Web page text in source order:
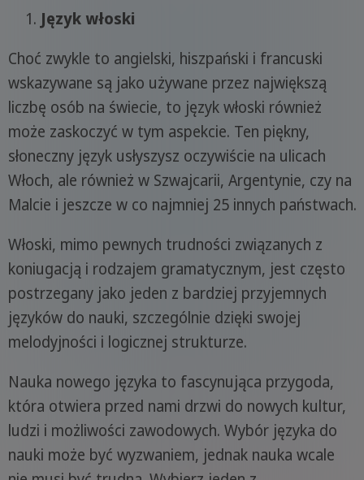
Język włoski
Choć zwykle to angielski, hiszpański i francuski
wskazywane są jako używane przez największą
liczbę osób na świecie, to język włoski również
może zaskoczyć w tym aspekcie. Ten piękny,
słoneczny język usłyszysz oczywiście na ulicach
Włoch, ale również w Szwajcarii, Argentynie, czy na
Malcie i jeszcze w co najmniej 25 innych państwach.
Włoski, mimo pewnych trudności związanych z
koniugacją i rodzajem gramatycznym, jest często
postrzegany jako jeden z bardziej przyjemnych
języków do nauki, szczególnie dzięki swojej
melodyjności i logicznej strukturze.
Nauka nowego języka to fascynująca przygoda,
która otwiera przed nami drzwi do nowych kultur,
ludzi i możliwości zawodowych. Wybór języka do
nauki może być wyzwaniem, jednak nauka wcale